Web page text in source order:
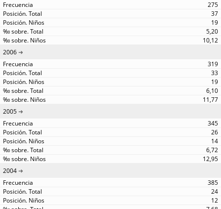
275
37
19
5,20
10,12
2006
319
33
19
6,10
11,77
2005
345
26
14
6,72
12,95
2004
385
24
12